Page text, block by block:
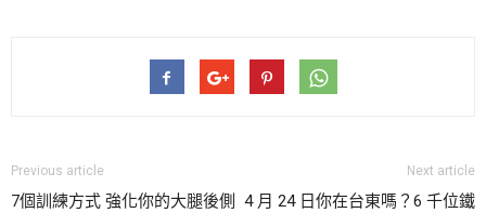
Previous article
7個訓練方式 強化你的大腿後側
Next article
4 月 24 日你在台東嗎？6 千位鐵